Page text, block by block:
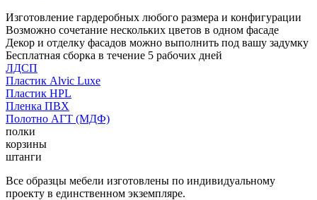
Изготовление гардеробных любого размера и конфигурации
Возможно сочетание нескольких цветов в одном фасаде
Декор и отделку фасадов можно выполнить под вашу задумку
Бесплатная сборка в течение 5 рабочих дней
ЛДСП
Пластик Alvic Luxe
Пластик HPL
Пленка ПВХ
Полотно АГТ (МДФ)
полки
корзины
штанги
Все образцы мебели изготовлены по индивидуальному
проекту в единственном экземпляре.